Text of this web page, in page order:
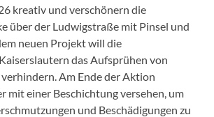
kreativ und verschönern die
über der Ludwigstraße mit Pinsel und
neuen Projekt will die
das Aufsprühen von
Am Ende der Aktion
mit einer Beschichtung versehen, um
und Beschädigungen zu